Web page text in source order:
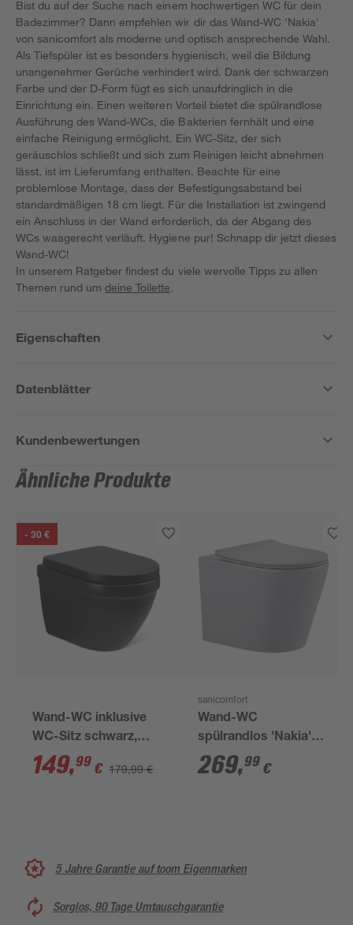
Bist du auf der Suche nach einem hochwertigen WC für dein
Badezimmer? Dann empfehlen wir dir das Wand-WC 'Nakia'
von sanicomfort als moderne und optisch ansprechende Wahl.
Als Tiefspüler ist es besonders hygienisch, weil die Bildung
unangenehmer Gerüche verhindert wird. Dank der schwarzen
Farbe und der D-Form fügt es sich unaufdringlich in die
Einrichtung ein. Einen weiteren Vorteil bietet die spülrandlose
Ausführung des Wand-WCs, die Bakterien fernhält und eine
einfache Reinigung ermöglicht. Ein WC-Sitz, der sich
geräuschlos schließt und sich zum Reinigen leicht abnehmen
lässt, ist im Lieferumfang enthalten. Beachte für eine
problemlose Montage, dass der Befestigungsabstand bei
standardmäßigen 18 cm liegt. Für die Installation ist zwingend
ein Anschluss in der Wand erforderlich, da der Abgang des
WCs waagerecht verläuft. Hygiene pur! Schnapp dir jetzt dieses
Wand-WC!
In unserem Ratgeber findest du viele wervolle Tipps zu allen
Themen rund umdeine Toilette.
Eigenschaften
Datenblätter
Kundenbewertungen
Ähnliche Produkte
- 30 €
Wand-WC inklusive
WC-Sitz schwarz,
kurz
149,99 € 179,99 €
sanicomfort
Wand-WC
spülrandlos 'Nakia'
inklusive WC-Sitz
matt hellgrau
269,99 €
5 Jahre Garantie auf toom Eigenmarken
Sorglos, 90 Tage Umtauschgarantie